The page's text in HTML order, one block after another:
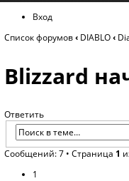
Вход
Список форумов‹ DIABLO‹
Blizzard
Ответить
Сообщений: 7 • Страница 1
1